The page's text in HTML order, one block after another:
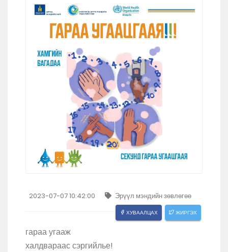
2023-07-07 10:42:00 Эрүүл мэндийн зөвлөгөө
ХУВААЛЦАХ ЖИРГЭХ
гараа угааж
халдвараас сэргийлье!